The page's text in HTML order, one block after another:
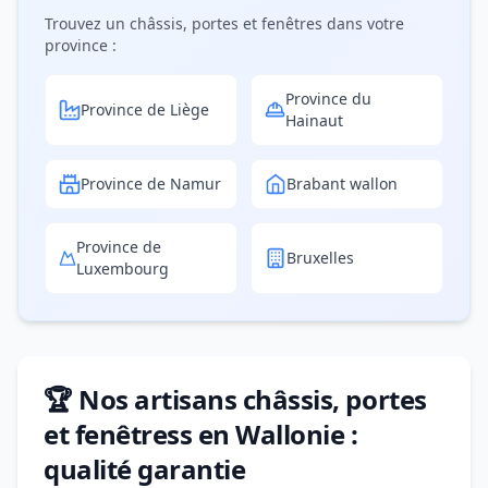
Trouvez un châssis, portes et fenêtres dans votre
province :
Province de Liège
Province du
Hainaut
Province de Namur Brabant wallon
Province de
Luxembourg
Bruxelles
🏆 Nos artisans châssis, portes
et fenêtress en Wallonie :
qualité garantie